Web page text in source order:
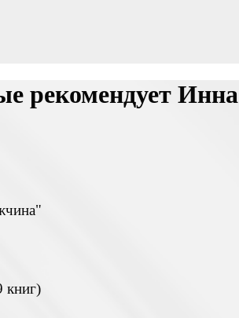
рекомендует Инна
книг)